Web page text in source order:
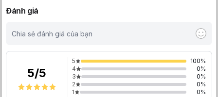
Đánh giá
Chia sẻ đánh giá của bạn
5/5
5 100%
4
0%
3
0%
2
0%
1
0%